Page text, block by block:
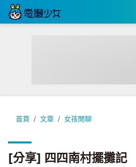
首頁 文章 女孩閒聊
[分享] 四四南村擺攤記
[分享] 四四南村擺攤記